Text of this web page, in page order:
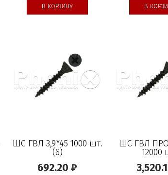
В КОРЗИНУ В
ШС ГВЛ 3,9*45 1000 шт.
(6)
692.20₽
ШС ГВЛ
12000